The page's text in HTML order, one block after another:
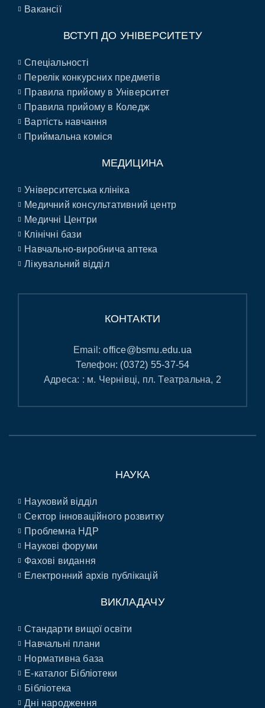
Вакансії
ВСТУП ДО УНІВЕРСИТЕТУ
Спеціальності
Перелік конкурсних предметів
Правила прийому в Університет
Правила прийому в Коледж
Вартість навчання
Приймальна коміся
МЕДИЦИНА
Університетська клініка
Медичний консультативний центр
Медичні Центри
Клінічні бази
Навчально-виробнича аптека
Лікувальний відділ
КОНТАКТИ
Email:office@bsmu.edu.ua
Телефон: (0372) 55-37-54
Адреса: : м. Чернівці, пл. Театральна, 2
НАУКА
Науковий відділ
Сектор інноваційного розвитку
Проблемна НДР
Наукові форуми
Фахові видання
Електронний архів публікацій
ВИКЛАДАЧУ
Стандарти вищої освіти
Навчальні плани
Нормативна база
E-каталог Бібліотеки
Бібліотека
Дні народження